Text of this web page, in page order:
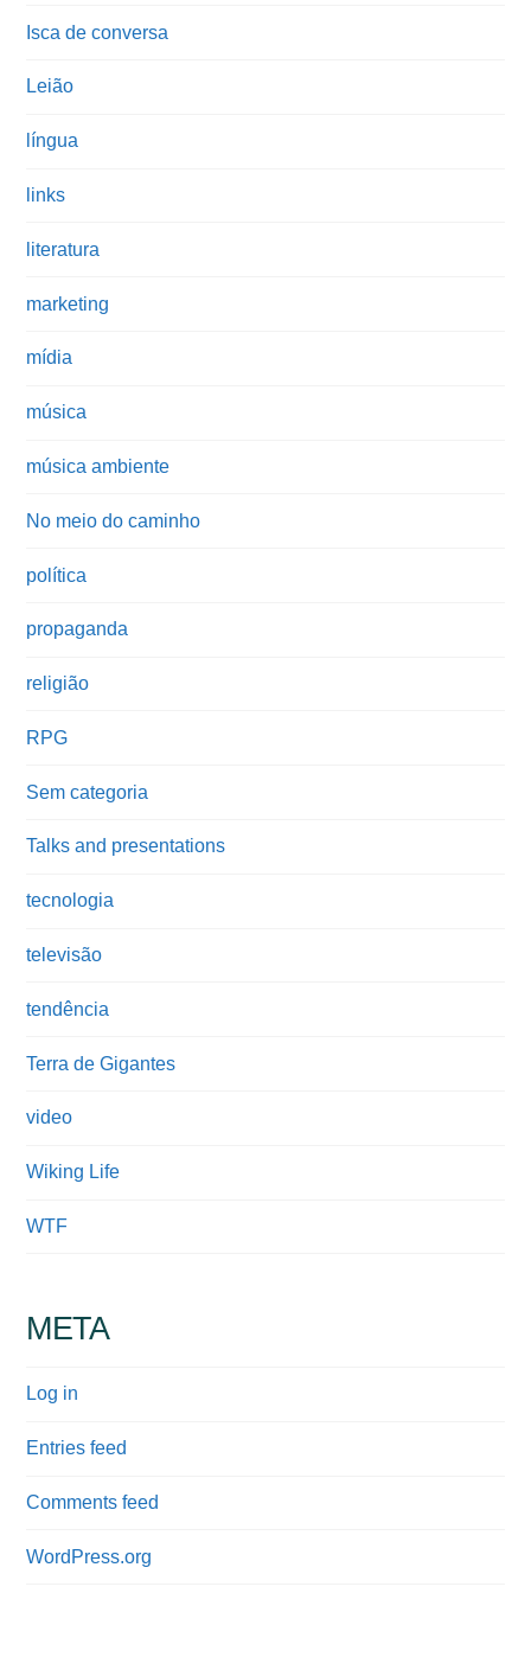
Isca de conversa
Leião
língua
links
literatura
marketing
mídia
música
música ambiente
No meio do caminho
política
propaganda
religião
RPG
Sem categoria
Talks and presentations
tecnologia
televisão
tendência
Terra de Gigantes
video
Wiking Life
WTF
META
Log in
Entries feed
Comments feed
WordPress.org